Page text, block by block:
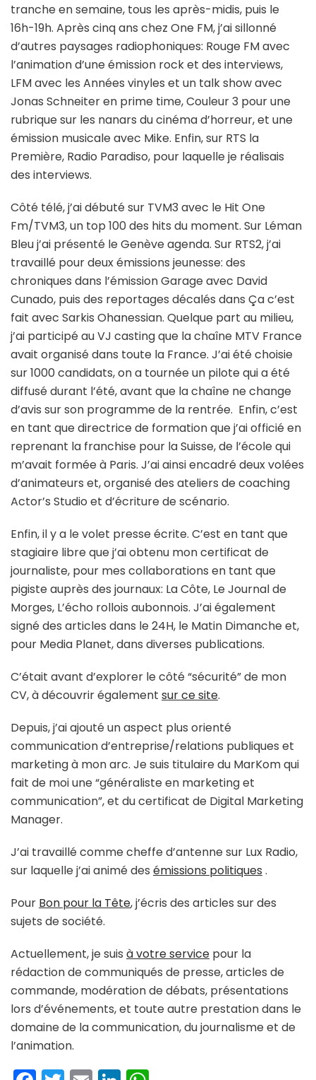
tranche en semaine, tous les après-midis, puis le
16h-19h. Après cinq ans chez One FM, j’ai sillonné
d’autres paysages radiophoniques: Rouge FM avec
l’animation d’une émission rock et des interviews,
LFM avec les Années vinyles et un talk show avec
Jonas Schneiter en prime time, Couleur 3 pour une
rubrique sur les nanars du cinéma d’horreur, et une
émission musicale avec Mike. Enfin, sur RTS la
Première, Radio Paradiso, pour laquelle je réalisais
des interviews.
Côté télé, j’ai débuté sur TVM3 avec le Hit One
Fm/TVM3, un top 100 des hits du moment. Sur Léman
Bleu j’ai présenté le Genève agenda. Sur RTS2, j’ai
travaillé pour deux émissions jeunesse: des
chroniques dans l’émission Garage avec David
Cunado, puis des reportages décalés dans Ça c’est
fait avec Sarkis Ohanessian. Quelque part au milieu,
j’ai participé au VJ casting que la chaîne MTV France
avait organisé dans toute la France. J’ai été choisie
sur 1000 candidats, on a tournée un pilote qui a été
diffusé durant l’été, avant que la chaîne ne change
d’avis sur son programme de la rentrée. Enfin, c’est
en tant que directrice de formation que j’ai officié en
reprenant la franchise pour la Suisse, de l’école qui
m’avait formée à Paris. J’ai ainsi encadré deux volées
d’animateurs et, organisé des ateliers de coaching
Actor’s Studio et d’écriture de scénario.
Enfin, il y a le volet presse écrite. C’est en tant que
stagiaire libre que j’ai obtenu mon certificat de
journaliste, pour mes collaborations en tant que
pigiste auprès des journaux: La Côte, Le Journal de
Morges, L’écho rollois aubonnois. J’ai également
signé des articles dans le 24H, le Matin Dimanche et,
pour Media Planet, dans diverses publications.
C’était avant d’explorer le côté “sécurité” de mon
CV, à découvrir également sur ce site.
Depuis, j’ai ajouté un aspect plus orienté
communication d’entreprise/relations publiques et
marketing à mon arc. Je suis titulaire du MarKom qui
fait de moi une “généraliste en marketing et
communication”, et du certificat de Digital Marketing
Manager.
J’ai travaillé comme cheffe d’antenne sur Lux Radio,
sur laquelle j’ai animé des émissions politiques .
Pour Bon pour la Tête, j’écris des articles sur des
sujets de société.
Actuellement, je suis à votre service pour la
rédaction de communiqués de presse, articles de
commande, modération de débats, présentations
lors d’événements, et toute autre prestation dans le
domaine de la communication, du journalisme et de
l’animation.